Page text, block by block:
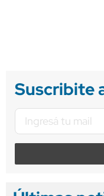
Suscribite